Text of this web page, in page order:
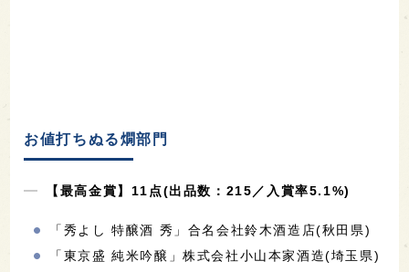
お値打ちぬる燗部門
【最高金賞】11点(出品数：215／入賞率5.1%)
「秀よし 特醸酒 秀」合名会社鈴木酒造店(秋田県)
「東京盛 純米吟醸」株式会社小山本家酒造(埼玉県)